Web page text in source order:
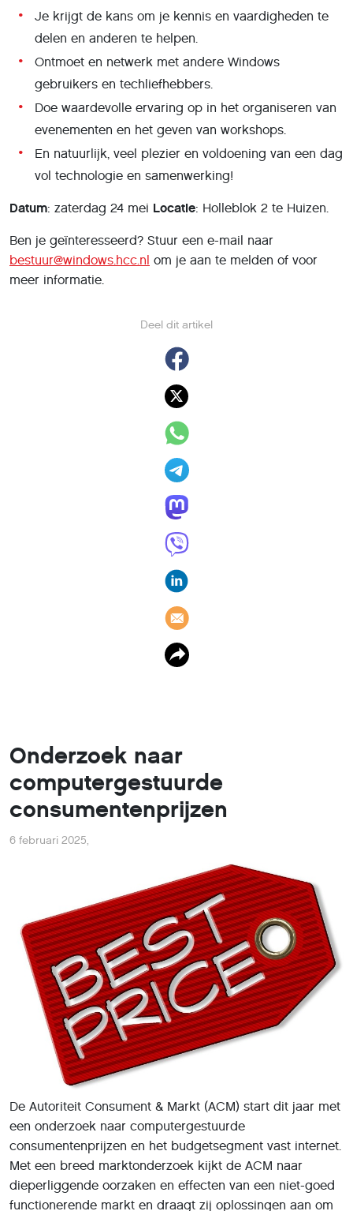
Deel dit artikel
Je krijgt de kans om je kennis en vaardigheden te
delen en anderen te helpen.
Ontmoet en netwerk met andere Windows
gebruikers en techliefhebbers.
Doe waardevolle ervaring op in het organiseren van
evenementen en het geven van workshops.
En natuurlijk, veel plezier en voldoening van een dag
vol technologie en samenwerking!
Datum: zaterdag 24 mei Locatie: Holleblok 2 te Huizen.
Ben je geïnteresseerd? Stuur een e-mail naar
bestuur@windows.hcc.nl om je aan te melden of voor
meer informatie.
Onderzoek naar
computergestuurde
consumentenprijzen
6 februari 2025,
De Autoriteit Consument & Markt (ACM) start dit jaar met
een onderzoek naar computergestuurde
consumentenprijzen en het budgetsegment vast internet.
Met een breed marktonderzoek kijkt de ACM naar
dieperliggende oorzaken en effecten van een niet-goed
functionerende markt en draagt zij oplossingen aan om